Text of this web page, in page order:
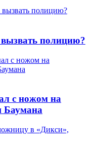
полицию?
с ножом на
Баумана